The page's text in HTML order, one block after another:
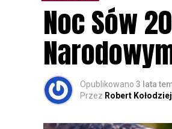
Noc Sów
Opublikowano 3 lata
Przez Robert Kołodziej